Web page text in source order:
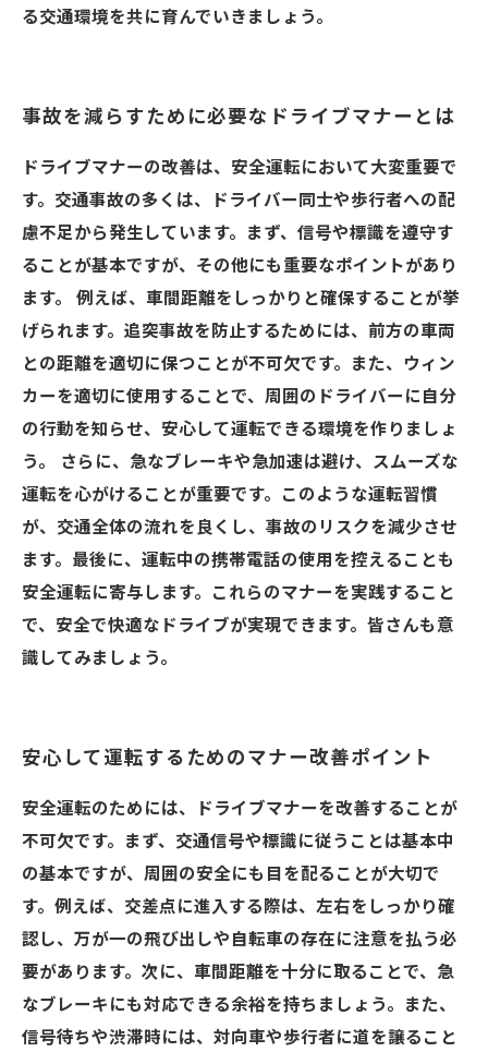
る交通環境を共に育んでいきましょう。
事故を減らすために必要なドライブマナーとは
ドライブマナーの改善は、安全運転において大変重要で
す。交通事故の多くは、ドライバー同士や歩行者への配
慮不足から発生しています。まず、信号や標識を遵守す
ることが基本ですが、その他にも重要なポイントがあり
ます。 例えば、車間距離をしっかりと確保することが挙
げられます。追突事故を防止するためには、前方の車両
との距離を適切に保つことが不可欠です。また、ウィン
カーを適切に使用することで、周囲のドライバーに自分
の行動を知らせ、安心して運転できる環境を作りましょ
う。 さらに、急なブレーキや急加速は避け、スムーズな
運転を心がけることが重要です。このような運転習慣
が、交通全体の流れを良くし、事故のリスクを減少させ
ます。最後に、運転中の携帯電話の使用を控えることも
安全運転に寄与します。これらのマナーを実践すること
で、安全で快適なドライブが実現できます。皆さんも意
識してみましょう。
安心して運転するためのマナー改善ポイント
安全運転のためには、ドライブマナーを改善することが
不可欠です。まず、交通信号や標識に従うことは基本中
の基本ですが、周囲の安全にも目を配ることが大切で
す。例えば、交差点に進入する際は、左右をしっかり確
認し、万が一の飛び出しや自転車の存在に注意を払う必
要があります。次に、車間距離を十分に取ることで、急
なブレーキにも対応できる余裕を持ちましょう。また、
信号待ちや渋滞時には、対向車や歩行者に道を譲ること